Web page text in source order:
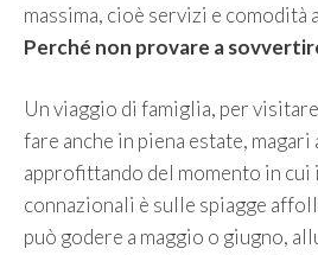
massima, cioè servizi e comodità
Perché non provare a
Un viaggio di famiglia, per
fare anche in piena estate,
approfittando del momento in cui
connazionali è sulle spiagge
può godere a maggio o giugno,